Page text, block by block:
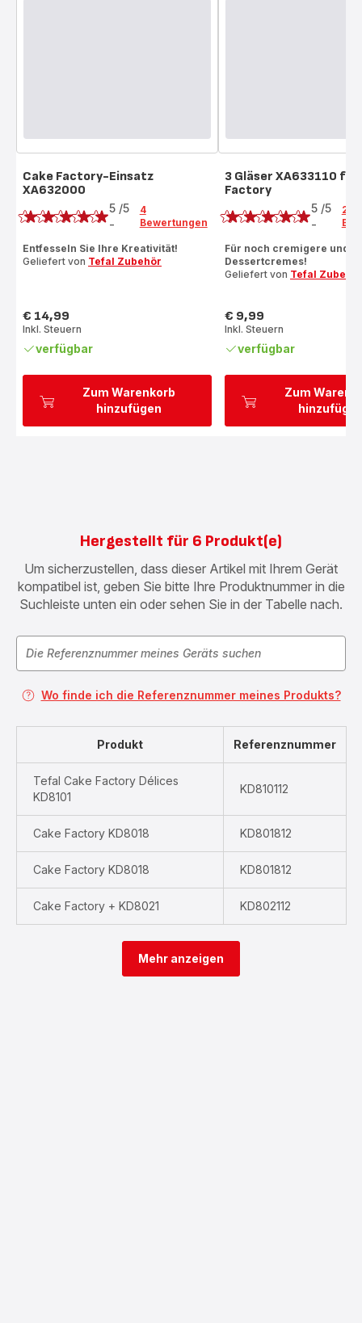
Zum Warenkorb
hinzufügen
Cake Factory-Einsatz
XA632000
Bewertung
mit
5
5 /5
-
4
Bewertungen
Entfesseln Sie Ihre Kreativität!
Geliefert von Tefal Zubehör
Preis
€ 14,99
Inkl. Steuern
verfügbar
Zum
3 Gläser XA633110 für
Factory
Bewertung
mit
5
Sternen
5 /5
-
2
Für noch cremigere und
Dessertcremes!
Geliefert von Tefal
Preis
€ 9,99
Inkl. Steuern
verfügbar
Hergestellt für 6 Produkt(e)
Um sicherzustellen, dass dieser Artikel mit Ihrem Gerät
kompatibel ist, geben Sie bitte Ihre Produktnummer in die
Suchleiste unten ein oder sehen Sie in der Tabelle nach.
Wo finde ich die Referenznummer meines Produkts?
Produkt Referenznummer
Tefal Cake Factory Délices
KD8101
KD810112
Cake Factory KD8018 KD801812
Cake Factory KD8018 KD801812
Cake Factory + KD8021 KD802112
Mehr anzeigen